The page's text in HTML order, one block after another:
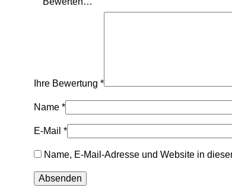
Ihre Bewertung *
Name *
E-Mail *
Name, E-Mail-Adresse und Website in